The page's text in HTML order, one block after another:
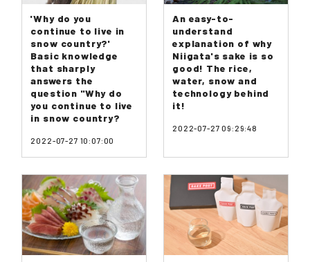
'Why do you
continue to live in
snow country?'
Basic knowledge
that sharply
answers the
question "Why do
you continue to live
in snow country?
2022-07-27 10:07:00
An easy-to-
understand
explanation of why
Niigata's sake is so
good! The rice,
water, snow and
technology behind
it!
2022-07-27 09:29:48